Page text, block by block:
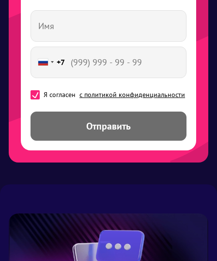
+7
Я согласен с политикой конфиденциальности
Отправить